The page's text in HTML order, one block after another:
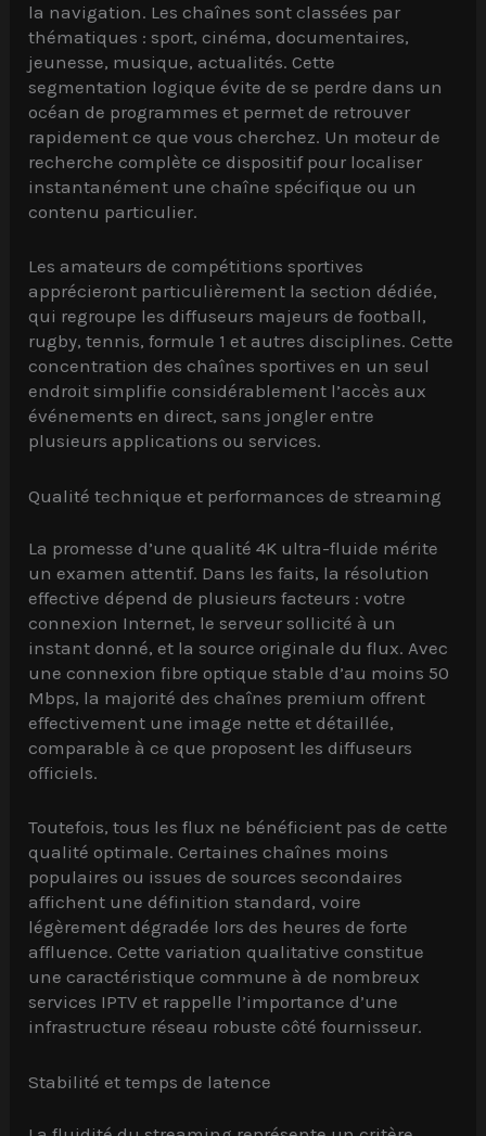
la navigation. Les chaînes sont classées par
thématiques : sport, cinéma, documentaires,
jeunesse, musique, actualités. Cette
segmentation logique évite de se perdre dans un
océan de programmes et permet de retrouver
rapidement ce que vous cherchez. Un moteur de
recherche complète ce dispositif pour localiser
instantanément une chaîne spécifique ou un
contenu particulier.
Les amateurs de compétitions sportives
apprécieront particulièrement la section dédiée,
qui regroupe les diffuseurs majeurs de football,
rugby, tennis, formule 1 et autres disciplines. Cette
concentration des chaînes sportives en un seul
endroit simplifie considérablement l’accès aux
événements en direct, sans jongler entre
plusieurs applications ou services.
Qualité technique et performances de streaming
La promesse d’une qualité 4K ultra-fluide mérite
un examen attentif. Dans les faits, la résolution
effective dépend de plusieurs facteurs : votre
connexion Internet, le serveur sollicité à un
instant donné, et la source originale du flux. Avec
une connexion fibre optique stable d’au moins 50
Mbps, la majorité des chaînes premium offrent
effectivement une image nette et détaillée,
comparable à ce que proposent les diffuseurs
officiels.
Toutefois, tous les flux ne bénéficient pas de cette
qualité optimale. Certaines chaînes moins
populaires ou issues de sources secondaires
affichent une définition standard, voire
légèrement dégradée lors des heures de forte
affluence. Cette variation qualitative constitue
une caractéristique commune à de nombreux
services IPTV et rappelle l’importance d’une
infrastructure réseau robuste côté fournisseur.
Stabilité et temps de latence